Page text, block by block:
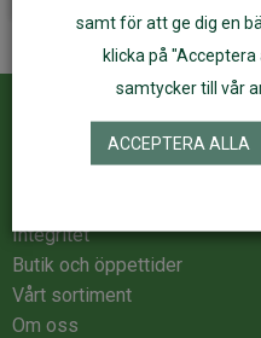
var:
158 kr.
är:
Kundservice
Integritet
Butik och öppettider
Vårt sortiment
Om oss
samt för att ge dig en
klicka på
samtycker till vår
ACCEPTERA ALLA